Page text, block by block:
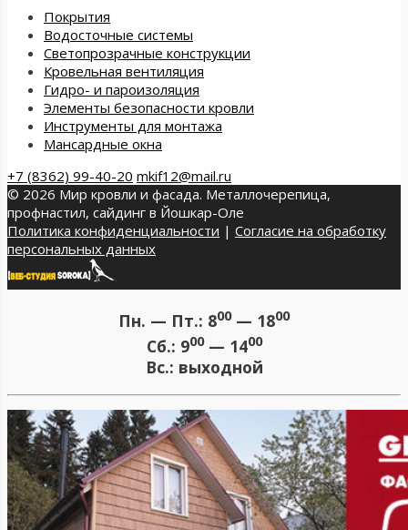
Покрытия
Водосточные системы
Светопрозрачные конструкции
Кровельная вентиляция
Гидро- и пароизоляция
Элементы безопасности кровли
Инструменты для монтажа
Мансардные окна
+7 (8362) 99-40-20 mkif12@mail.ru
© 2026 Мир кровли и фасада. Металлочерепица,
профнастил, сайдинг в Йошкар-Оле
Политика конфиденциальности | Согласие на обработку
персональных данных
Пн. — Пт.: 800— 1800
Сб.: 900— 1400
Вс.: выходной